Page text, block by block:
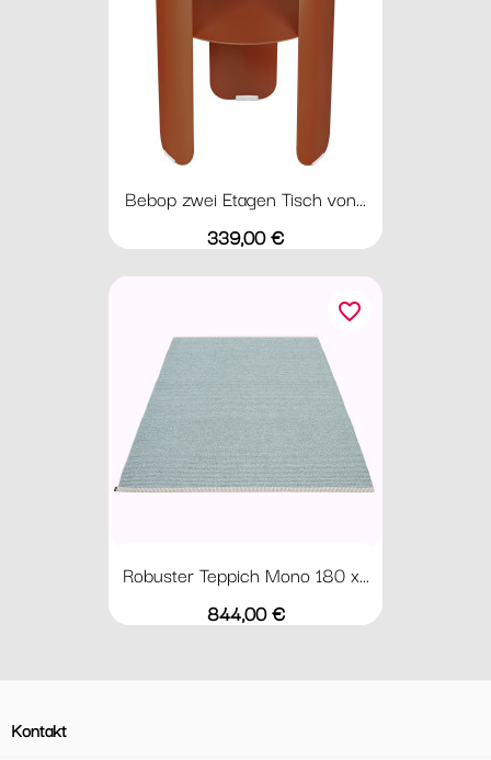
Bebop zwei Etagen Tisch von...
Preis
339,00 €
Robuster Teppich Mono 180 x...
Preis
844,00 €
favorite_border
Kontakt